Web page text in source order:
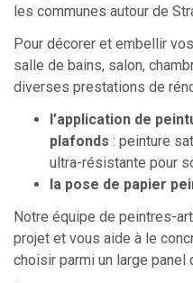
les communes autour de
Pour décorer et embellir
salle de bains, salon,
diverses prestations de
l’application de
plafonds : peinture
ultra-résistante pour
la pose de papier
Notre équipe de peintres-
projet et vous aide à le
choisir parmi un large